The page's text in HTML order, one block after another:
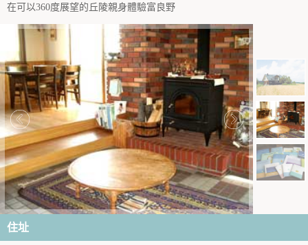
在可以360度展望的丘陵親身體驗富良野
住址